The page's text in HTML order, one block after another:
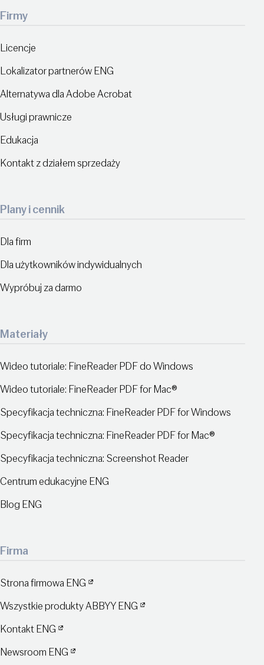
Firmy
Licencje
Lokalizator partnerów ENG
Alternatywa dla Adobe Acrobat
Usługi prawnicze
Edukacja
Kontakt z działem sprzedaży
Plany i cennik
Dla firm
Dla użytkowników indywidualnych
Wypróbuj za darmo
Materiały
Wideo tutoriale: FineReader PDF do Windows
Wideo tutoriale: FineReader PDF for Mac®
Specyfikacja techniczna: FineReader PDF for Windows
Specyfikacja techniczna: FineReader PDF for Mac®
Specyfikacja techniczna: Screenshot Reader
Centrum edukacyjne ENG
Blog ENG
Firma
Strona firmowa ENG
Wszystkie produkty ABBYY ENG
Kontakt ENG
Newsroom ENG